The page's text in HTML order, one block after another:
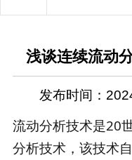
浅谈连续流动
发布时间：
流动分析技术是20
分析技术，该技术